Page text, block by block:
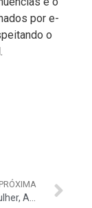
por e-
o
PRÓXIMA
No Dia da Mulher, Auditar lança websérie com histórias de superação e força de auditoras do TCU